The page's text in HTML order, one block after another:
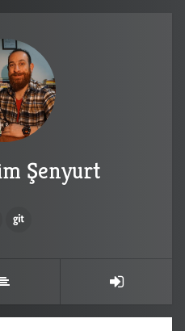
Şenyurt